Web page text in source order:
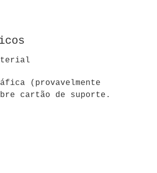
(provavelmente
cartão de suporte.